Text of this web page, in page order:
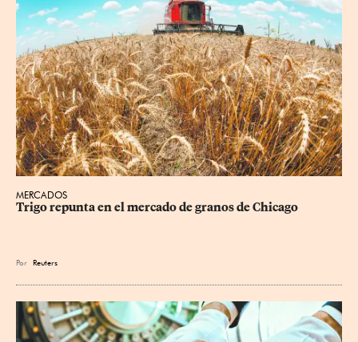
MERCADOS
Trigo repunta en el mercado de granos de Chicago
Por Reuters